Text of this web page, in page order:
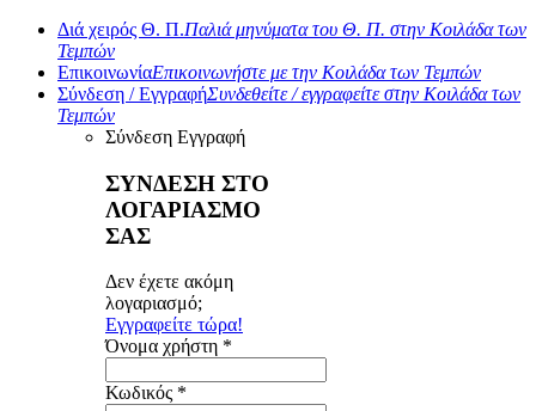
Διά χειρός Θ. Π.Παλιά μηνύματα του Θ. Π. στην Κοιλάδα των
Τεμπών
ΕπικοινωνίαΕπικοινωνήστε με την Κοιλάδα των Τεμπών
Σύνδεση / ΕγγραφήΣυνδεθείτε / εγγραφείτε στην Κοιλάδα των
Τεμπών
Σύνδεση Εγγραφή
ΣΥΝΔΕΣΗ ΣΤΟ
ΛΟΓΑΡΙΑΣΜΟ
ΣΑΣ
Δεν έχετε ακόμη
λογαριασμό;
Εγγραφείτε τώρα!
Όνομα χρήστη *
Κωδικός *